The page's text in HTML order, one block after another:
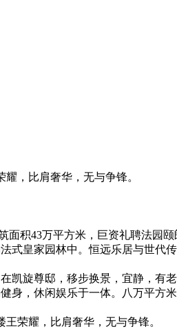
，比肩奢华，无与争锋。
面积43万平方米，巨资礼聘法园
式皇家园林中。恒远乐居与世代
旋尊邸，移步换景，宜静，有
身，休闲娱乐于一体。八万平方米
荣耀，比肩奢华，无与争锋。